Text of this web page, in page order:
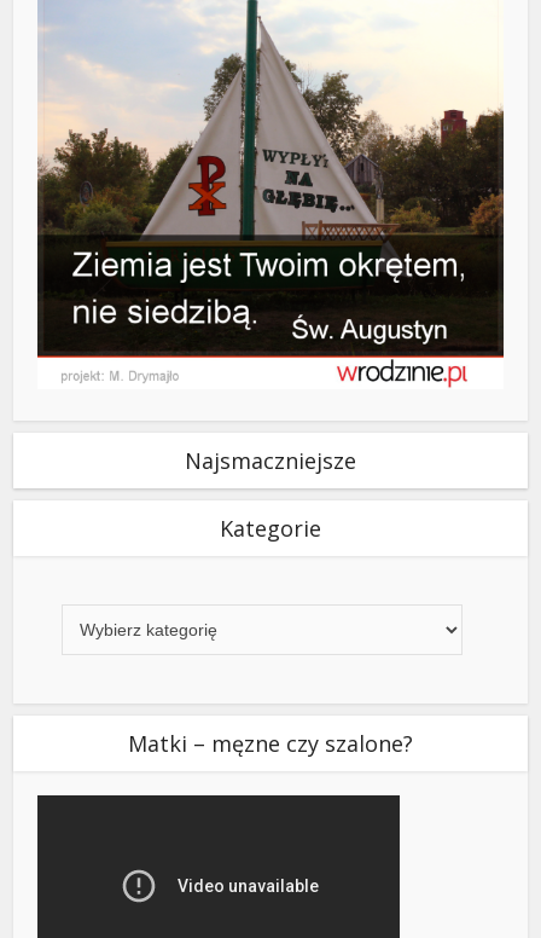
Najsmaczniejsze
Kategorie
Matki – męzne czy szalone?